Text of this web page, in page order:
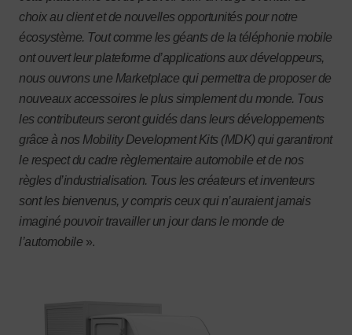
choix au client et de nouvelles opportunités pour notre
écosystème. Tout comme les géants de la téléphonie mobile
ont ouvert leur plateforme d’applications aux développeurs,
nous ouvrons une Marketplace qui permettra de proposer de
nouveaux accessoires le plus simplement du monde. Tous
les contributeurs seront guidés dans leurs développements
grâce à nos Mobility Development Kits (MDK) qui garantiront
le respect du cadre règlementaire automobile et de nos
règles d’industrialisation. Tous les créateurs et inventeurs
sont les bienvenus, y compris ceux qui n’auraient jamais
imaginé pouvoir travailler un jour dans le monde de
l’automobile ».